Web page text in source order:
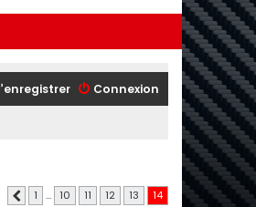
Connexion
Page 14 14
Précédente
1 … 10 11 12 13 14